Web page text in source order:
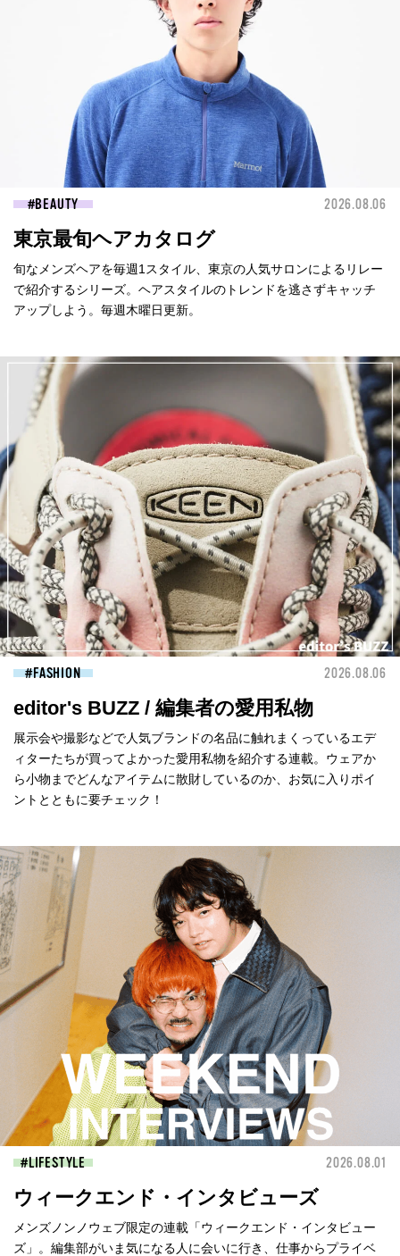
BEAUTY 2026.08.06
東京最旬ヘアカタログ
旬なメンズヘアを毎週1スタイル、東京の人気サロンによるリレー
で紹介するシリーズ。ヘアスタイルのトレンドを逃さずキャッチ
アップしよう。毎週木曜日更新。
FASHION 2026.08.06
editor's BUZZ / 編集者の愛用私物
展示会や撮影などで人気ブランドの名品に触れまくっているエデ
ィターたちが買ってよかった愛用私物を紹介する連載。ウェアか
ら小物までどんなアイテムに散財しているのか、お気に入りポイ
ントとともに要チェック！
LIFESTYLE 2026.08.01
ウィークエンド・インタビューズ
メンズノンノウェブ限定の連載「ウィークエンド・インタビュー
ズ」。編集部がいま気になる人に会いに行き、仕事からプライベ